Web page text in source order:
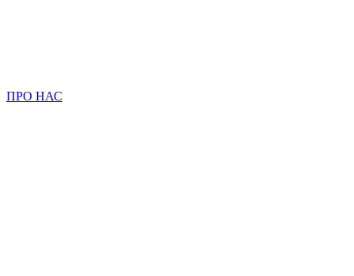
ПРО НАС